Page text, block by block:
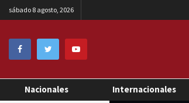
sábado 8 agosto, 2026
Nacionales Internacionales